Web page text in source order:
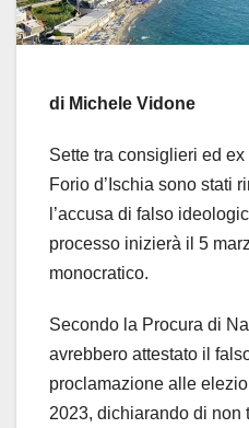
di Michele Vidone
Sette tra consiglieri ed
Forio d’Ischia sono stati
l’accusa di falso
processo inizierà il 5
monocratico.
Secondo la Procura di
avrebbero attestato il
proclamazione alle
2023, dichiarando di non